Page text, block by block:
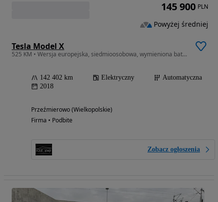
Tesla Model X
525 KM • Wersja europejska, siedmioosobowa, wymieniona bateria
142 402 km Elektryczny
Automatyczna
2018
Przeźmierowo (Wielkopolskie)
Firma • Podbite
Zobacz ogłoszenia
145 900 PLN
Powyżej średniej